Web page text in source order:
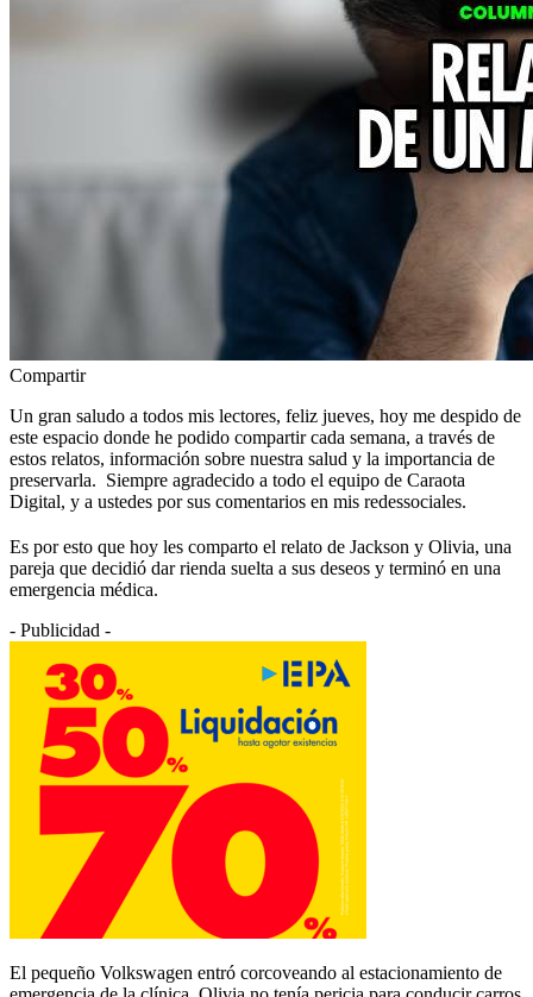
Compartir
Un gran saludo a todos mis lectores, feliz jueves, hoy me despido de
este espacio donde he podido compartir cada semana, a través de
estos relatos, información sobre nuestra salud y la importancia de
preservarla. Siempre agradecido a todo el equipo de Caraota
Digital, y a ustedes por sus comentarios en mis redessociales.
Es por esto que hoy les comparto el relato de Jackson y Olivia, una
pareja que decidió dar rienda suelta a sus deseos y terminó en una
emergencia médica.
- Publicidad -
El pequeño Volkswagen entró corcoveando al estacionamiento de